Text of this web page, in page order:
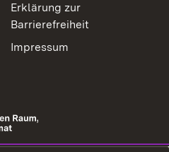
Erklärung zur
Barrierefreiheit
Impressum